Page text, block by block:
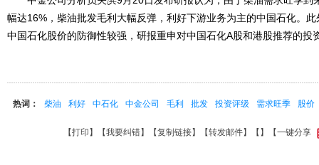
幅达16%，柴油批发毛利大幅反弹，利好下游业务为主的中国石化。
中国石化股价的防御性较强，研报重申对中国石化A股和港股推荐的投
热词： 柴油 利好 中石化 中金公司 毛利 批发 投资评级 需求旺季 股价
【打印 】【我要纠错】【复制链接】【转发邮件】【 】 【一键分享